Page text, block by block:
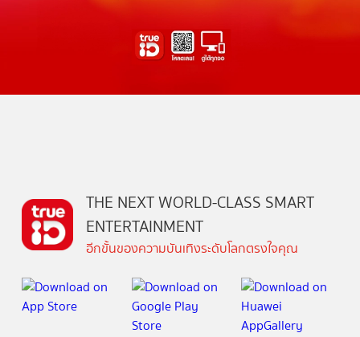
THE NEXT WORLD-CLASS SMART
ENTERTAINMENT
อีกขั้นของความบันเทิงระดับโลกตรงใจคุณ